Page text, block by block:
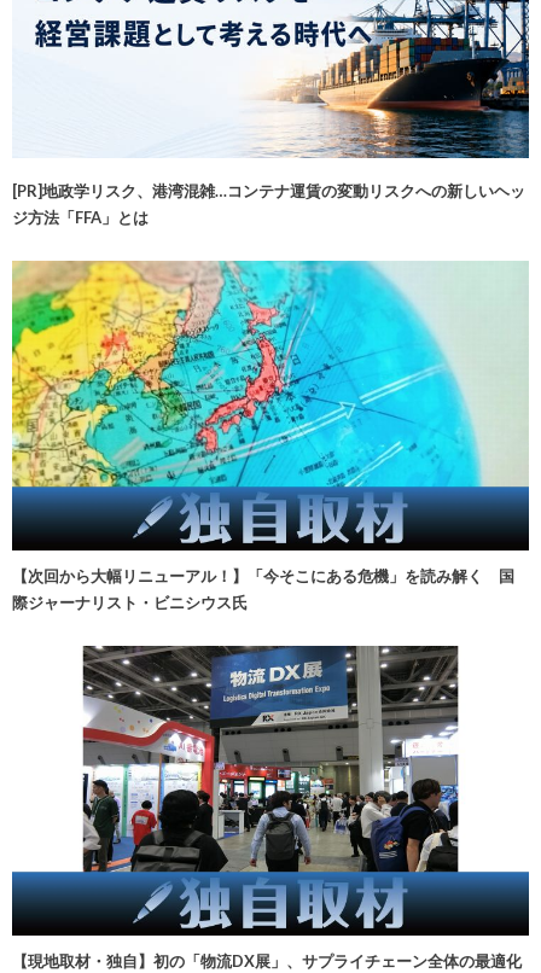
[PR]地政学リスク、港湾混雑…コンテナ運賃の変動リスクへの新しいヘッ
ジ方法「FFA」とは
【次回から大幅リニューアル！】「今そこにある危機」を読み解く 国
際ジャーナリスト・ビニシウス氏
【現地取材・独自】初の「物流DX展」、サプライチェーン全体の最適化